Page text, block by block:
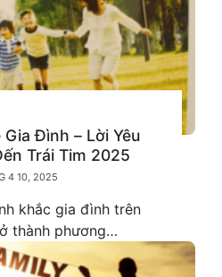
Đình – Lời Yêu
Trái Tim 2025
4 10, 2025
khắc gia đình trên
thành phương…